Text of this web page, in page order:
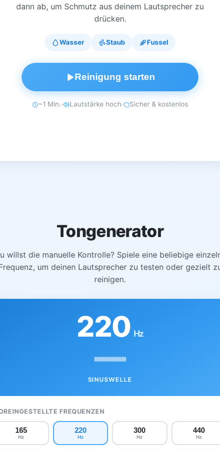
dann ab, um Schmutz aus deinem Lautsprecher zu
drücken.
Wasser Staub Fussel
Reinigung starten
~1 Min. Lautstärke hoch Sicher & kostenlos
Tongenerator
willst die manuelle Kontrolle? Spiele eine beliebige
um deinen Lautsprecher zu testen oder gezielt
reinigen.
220 Hz
SINUSWELLE
FREQUENZEN
165
Hz
220
Hz
300
Hz
440
Hz